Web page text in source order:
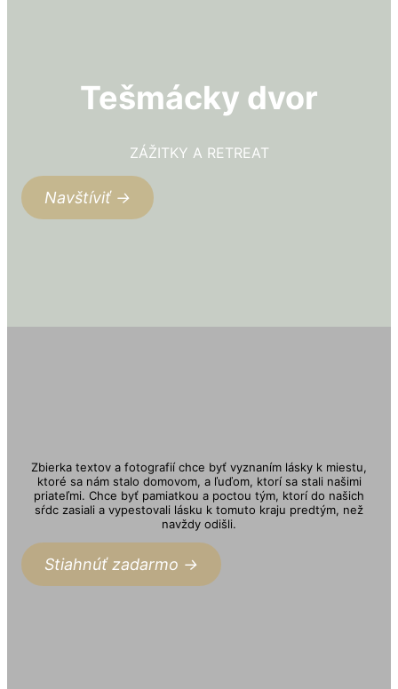
Tešmácky dvor
ZÁŽITKY A RETREAT
Navštíviť →
Zbierka textov a fotografií chce byť vyznaním lásky k miestu,
ktoré sa nám stalo domovom, a ľuďom, ktorí sa stali našimi
priateľmi. Chce byť pamiatkou a poctou tým, ktorí do našich
sŕdc zasiali a vypestovali lásku k tomuto kraju predtým, než
navždy odišli.
Stiahnúť zadarmo ->